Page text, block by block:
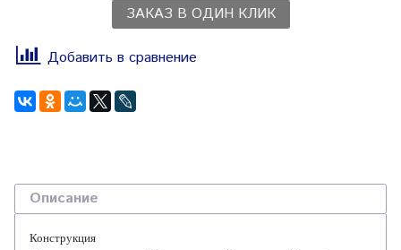
ЗАКАЗ В ОДИН КЛИК
Добавить в сравнение
Описание
Конструкция